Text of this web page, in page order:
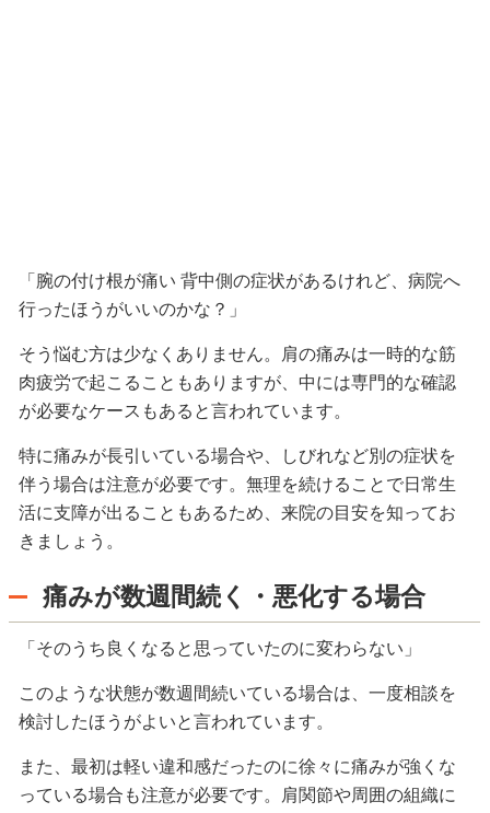
「腕の付け根が痛い 背中側の症状があるけれど、病院へ
行ったほうがいいのかな？」
そう悩む方は少なくありません。肩の痛みは一時的な筋
肉疲労で起こることもありますが、中には専門的な確認
が必要なケースもあると言われています。
特に痛みが長引いている場合や、しびれなど別の症状を
伴う場合は注意が必要です。無理を続けることで日常生
活に支障が出ることもあるため、来院の目安を知ってお
きましょう。
痛みが数週間続く・悪化する場合
「そのうち良くなると思っていたのに変わらない」
このような状態が数週間続いている場合は、一度相談を
検討したほうがよいと言われています。
また、最初は軽い違和感だったのに徐々に痛みが強くな
っている場合も注意が必要です。肩関節や周囲の組織に